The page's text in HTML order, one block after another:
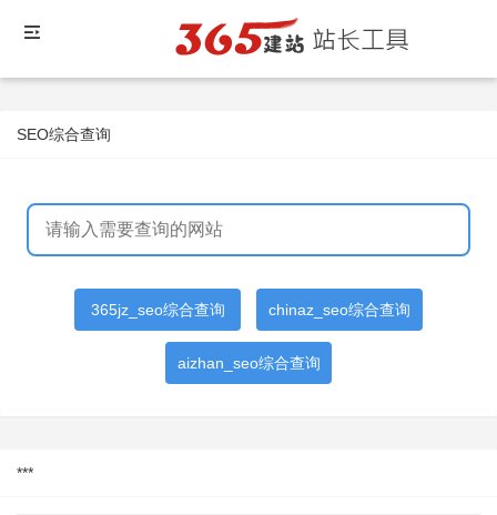
SEO综合查询
365jz_seo综合查询 chinaz_seo综合查询
aizhan_seo综合查询
***